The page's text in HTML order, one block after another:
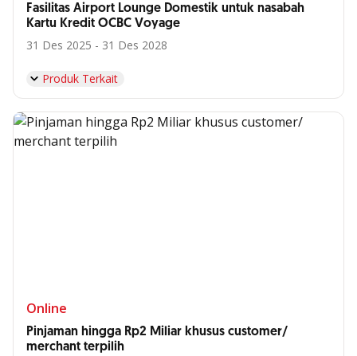
Fasilitas Airport Lounge Domestik untuk nasabah
Kartu Kredit OCBC Voyage
31 Des 2025 - 31 Des 2028
Produk Terkait
Online
Pinjaman hingga Rp2 Miliar khusus customer/
merchant terpilih